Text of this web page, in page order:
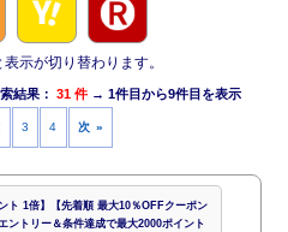
示が切り替わります。
結果： 31 件 → 1件目から9件目を表示
3 4 次 »
ント 1倍】【先着順 最大10％OFFクーポン
ントリー＆条件達成で最大2000ポイント